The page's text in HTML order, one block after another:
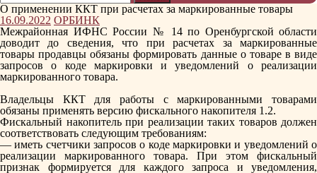
О применении ККТ при расчетах за маркированные товары
16.09.2022 ОРБИНК
Межрайонная ИФНС России № 14 по Оренбургской области
доводит до сведения, что при расчетах за маркированные
товары продавцы обязаны формировать данные о товаре в виде
запросов о коде маркировки и уведомлений о реализации
маркированного товара.
Владельцы ККТ для работы с маркированными товарами
обязаны применять версию фискального накопителя 1.2.
Фискальный накопитель при реализации таких товаров должен
соответствовать следующим требованиям:
— иметь счетчики запросов о коде маркировки и уведомлений о
реализации маркированного товара. При этом фискальный
признак формируется для каждого запроса и уведомления,